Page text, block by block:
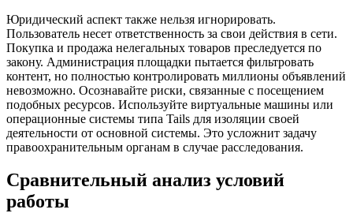
Юридический аспект также нельзя игнорировать.
Пользователь несет ответственность за свои действия в сети.
Покупка и продажа нелегальных товаров преследуется по
закону. Администрация площадки пытается фильтровать
контент, но полностью контролировать миллионы объявлений
невозможно. Осознавайте риски, связанные с посещением
подобных ресурсов. Используйте виртуальные машины или
операционные системы типа Tails для изоляции своей
деятельности от основной системы. Это усложнит задачу
правоохранительным органам в случае расследования.
Сравнительный анализ условий
работы